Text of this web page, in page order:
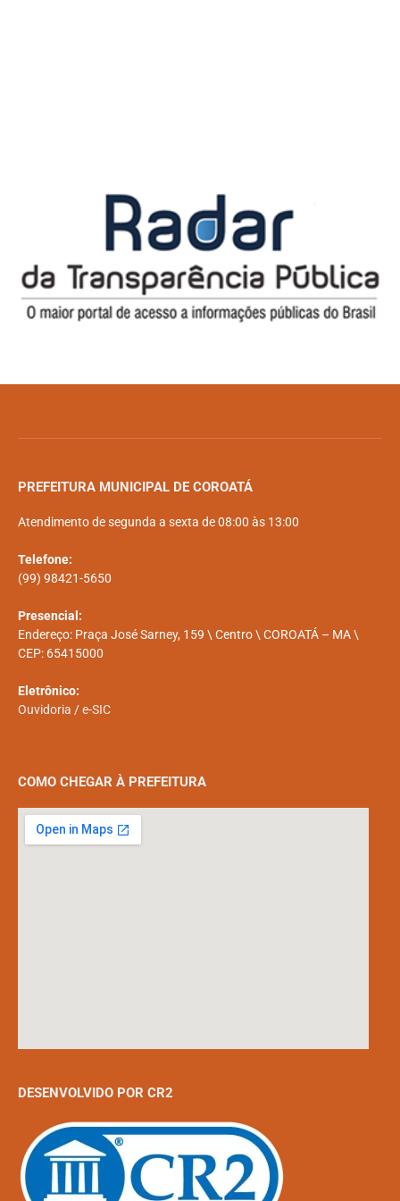
PREFEITURA MUNICIPAL DE COROATÁ
Atendimento de segunda a sexta de 08:00 às 13:00
Telefone:
(99) 98421-5650
Presencial:
Endereço: Praça José Sarney, 159 \ Centro \ COROATÁ – MA \
CEP: 65415000
Eletrônico:
Ouvidoria /e-SIC
COMO CHEGAR À PREFEITURA
DESENVOLVIDO POR CR2